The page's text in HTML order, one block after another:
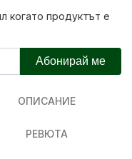
когато продуктът е
Абонирай ме
ОПИСАНИЕ
РЕВЮТА